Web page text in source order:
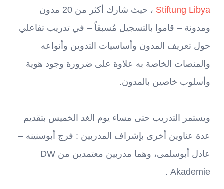
Stiftung Libya
، حيث شارك أكثر من 20 مدون
ومدونة – قاموا بالتسجيل مُسبقاً – في تدريب تفاعلي
حول تعريف المدون وأساسيات التدوين وأنواعه
والمنصات الخاصة به علاوة على ضرورة وجود هوية
وأسلوب خاصين بالمدون.
ويستمر التدريب حتى مساء يوم الغد الخميس بتقديم
عدة عناوين أخرى بإشراف المدربين : فرج أبوسنينه –
عادل أبوسلمى، وهما مدربين معتمدين من DW
Akademie .